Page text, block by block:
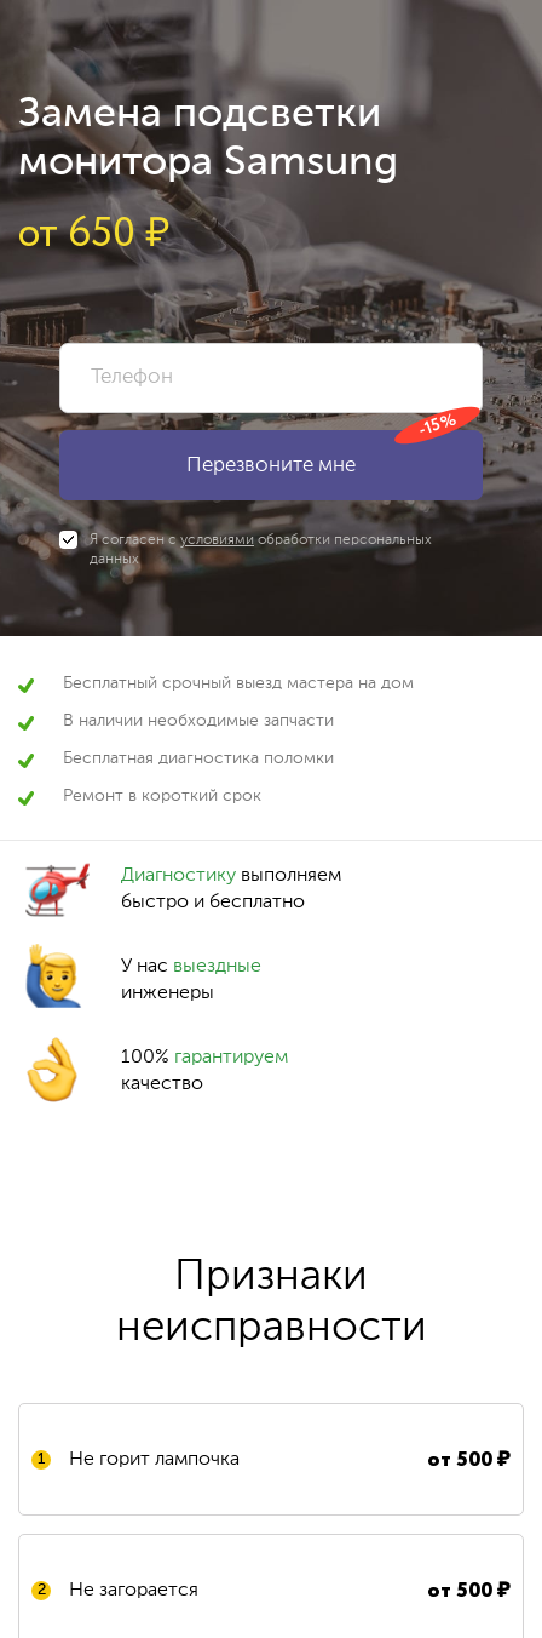
Замена подсветки
монитора Samsung
от650₽
-15%
Я согласен сусловиями обработки персональных
данных
Бесплатный срочный выезд мастера на дом
В наличии необходимые запчасти
Бесплатная диагностика поломки
Ремонт в короткий срок
Диагностику выполняем
быстро и бесплатно
У нас выездные
инженеры
100% гарантируем
качество
Признаки
неисправности
1 Не горит лампочка от500₽
2 Не загорается от500₽